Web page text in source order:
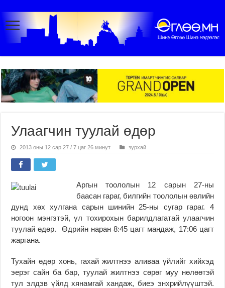
Улаагчин туулай өдөр
2013 оны 12 сар 27 / 7 цаг 26 минут зурхай
Аргын тоололын 12 сарын 27-ны
баасан гараг, билгийн тоололын өвлийн
дунд хөх хулгана сарын шинийн 25-ны сугар гараг. 4
ногоон мэнгэтэй, үл тохирохын барилдлагатай улаагчин
туулай өдөр. Өдрийн наран 8:45 цагт мандаж, 17:06 цагт
жаргана.
Тухайн өдөр хонь, гахай жилтнээ аливаа үйлийг хийхэд
эерэг сайн ба бар, туулай жилтнээ сөрөг муу нөлөөтэй
тул элдэв үйлд хянамгай хандаж, биеэ энхрийлүүштэй.